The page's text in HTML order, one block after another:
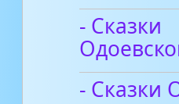
- Сказки
- Сказки